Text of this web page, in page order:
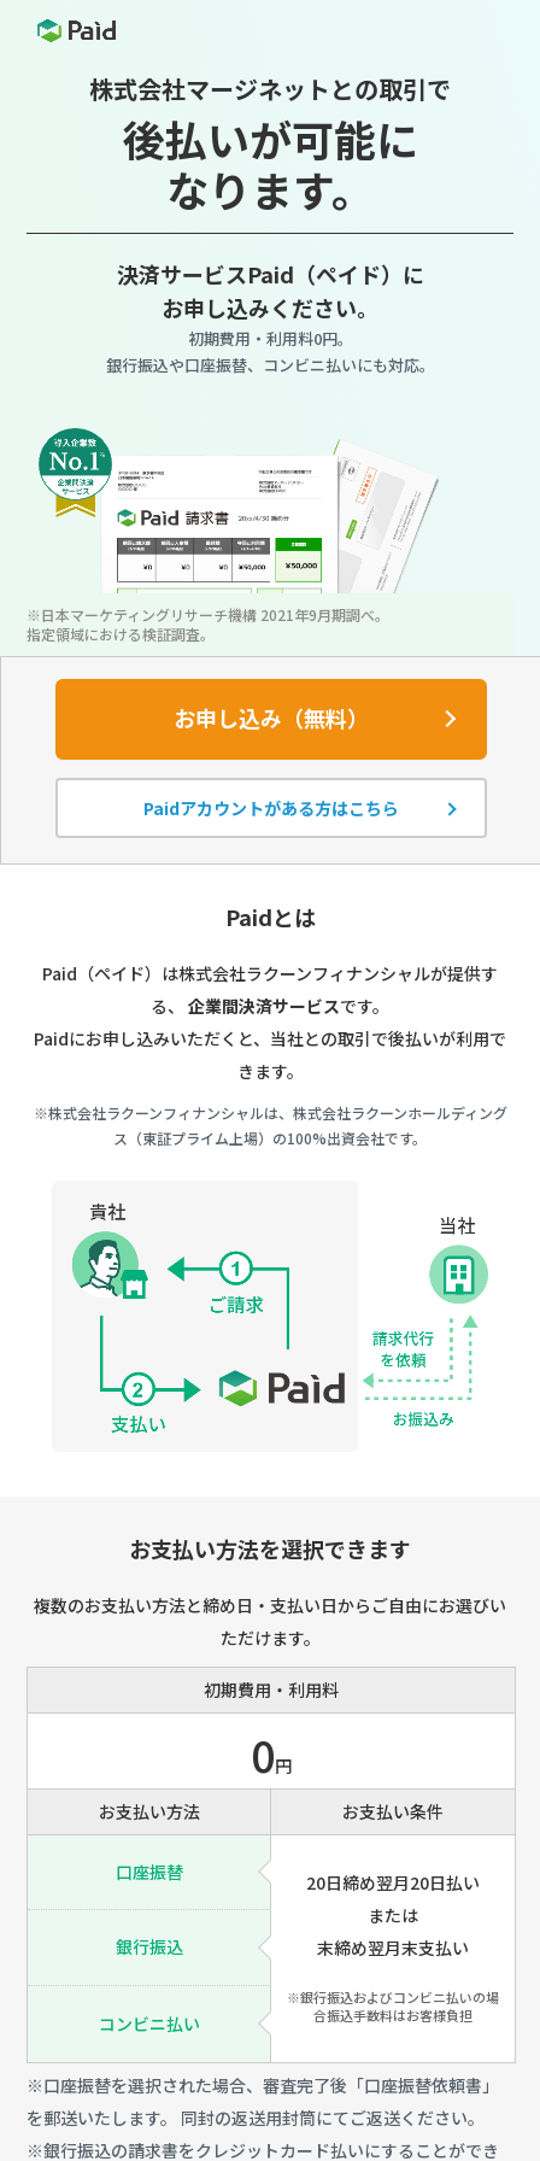
株式会社マージネットとの取引で
後払いが可能に
なります。
決済サービスPaid（ペイド）に
お申し込みください。
初期費用・利用料0円。
銀行振込や口座振替、コンビニ払いにも対応。
※日本マーケティングリサーチ機構 2021年9月期調べ。
指定領域における検証調査。
お申し込み（無料）
Paidアカウントがある方はこちら
Paidとは
Paid（ペイド）は株式会社ラクーンフィナンシャルが提供す
る、 企業間決済サービスです。
Paidにお申し込みいただくと、当社との取引で後払いが利用で
きます。
※株式会社ラクーンフィナンシャルは、株式会社ラクーンホールディング
ス（東証プライム上場）の100%出資会社です。
お支払い方法を選択できます
複数のお支払い方法と締め日・支払い日からご自由にお選びい
ただけます。
初期費用・利用料
お支払い方法 お支払い条件
0円
口座振替
銀行振込
コンビニ払い
20日締め翌月20日払い
または
末締め翌月末支払い
※銀行振込およびコンビニ払いの場
合振込手数料はお客様負担
※口座振替を選択された場合、審査完了後「口座振替依頼書」
を郵送いたします。 同封の返送用封筒にてご返送ください。
※銀行振込の請求書をクレジットカード払いにすることができ